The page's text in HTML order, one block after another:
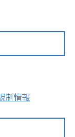
制情報